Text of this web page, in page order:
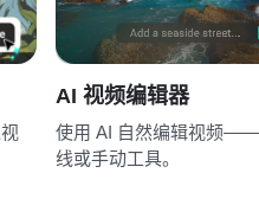
AI 视频编辑器
使用 AI 自然编辑视频
线或手动工具。